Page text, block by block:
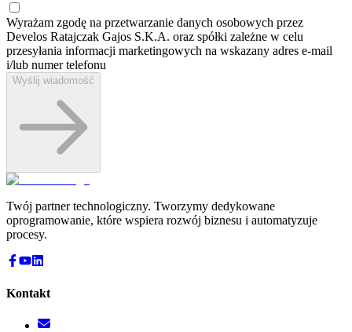
Wyrażam zgodę na przetwarzanie danych osobowych przez
Develos Ratajczak Gajos S.K.A. oraz spółki zależne w celu
przesyłania informacji marketingowych na wskazany adres e-⁠mail
i/lub numer telefonu
Wyślij wiadomość
Twój partner technologiczny. Tworzymy dedykowane
oprogramowanie, które wspiera rozwój biznesu i automatyzuje
procesy.
Kontakt